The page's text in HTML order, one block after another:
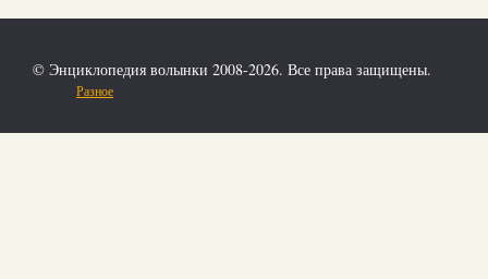
© Энциклопедия волынки 2008-2026. Все права защищены.
Разное